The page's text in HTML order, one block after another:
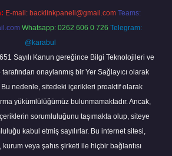
E-mail: backlinkpaneli@gmail.com Teams:
Whatsapp: 0262 606 0 726 Telegram:
@karabul
Sayılı Kanun gereğince Bilgi Teknolojileri ve
onaylanmış bir Yer Sağlayıcı olarak
Bu nedenle, sitedeki içerikleri proaktif olarak
yükümlülüğümüz bulunmamaktadır. Ancak,
sorumluluğunu taşımakta olup, siteye
kabul etmiş sayılırlar. Bu internet sitesi,
veya şahıs şirketi ile hiçbir bağlantısı